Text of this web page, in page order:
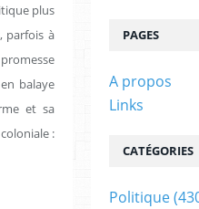
plus
parfois à
balaye
et sa
:
PAGES
A propos
Links
CATÉGORIES
Politique